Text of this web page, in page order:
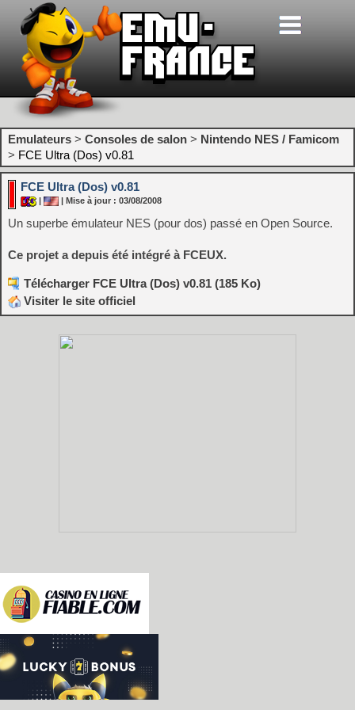
Emulateurs > Consoles de salon > Nintendo NES / Famicom
> FCE Ultra (Dos) v0.81
FCE Ultra (Dos) v0.81
| | Mise à jour : 03/08/2008
Un superbe émulateur NES (pour dos) passé en Open Source.
Ce projet a depuis été intégré à FCEUX.
Télécharger FCE Ultra (Dos) v0.81 (185 Ko)
Visiter le site officiel